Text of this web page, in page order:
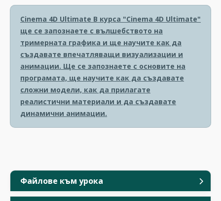
Файлове към урока
Cinema 4D Ultimate В курса "Cinema 4D Ultimate"
ще се запознаете с вълшебството на
тримерната графика и ще научите как да
създавате впечатляващи визуализации и
анимации. Ще се запознаете с основите на
програмата, ще научите как да създавате
сложни модели, как да прилагате
реалистични материали и да създавате
динамични анимации.